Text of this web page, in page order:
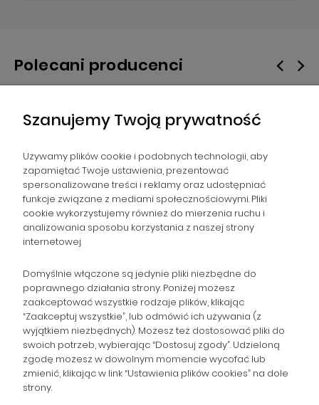
Polecani producenci
NAWIGACJA
POMOC
ZAMÓWIENIA
POPULARNE KATEGORIE
Gromadzka 46
Szanujemy Twoją prywatność
Używamy plików cookie i podobnych technologii, aby
zapamiętać Twoje ustawienia, prezentować
spersonalizowane treści i reklamy oraz udostępniać
funkcje związane z mediami społecznościowymi. Pliki
cookie wykorzystujemy również do mierzenia ruchu i
analizowania sposobu korzystania z naszej strony
internetowej.
Domyślnie włączone są jedynie pliki niezbędne do
poprawnego działania strony. Poniżej możesz
zaakceptować wszystkie rodzaje plików, klikając
“Zaakceptuj wszystkie”, lub odmówić ich używania (z
wyjątkiem niezbędnych). Możesz też dostosować pliki do
swoich potrzeb, wybierając “Dostosuj zgody”. Udzieloną
zgodę możesz w dowolnym momencie wycofać lub
zmienić, klikając w link “Ustawienia plików cookies” na dole
strony.Zapisz się na Newsletter i